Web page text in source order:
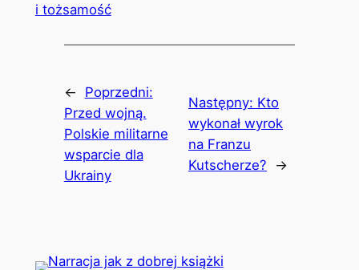
i tożsamość
←
Poprzedni:
Przed wojną.
Polskie militarne
wsparcie dla
Ukrainy
Następny: Kto
wykonał wyrok
na Franzu
Kutscherze?
→